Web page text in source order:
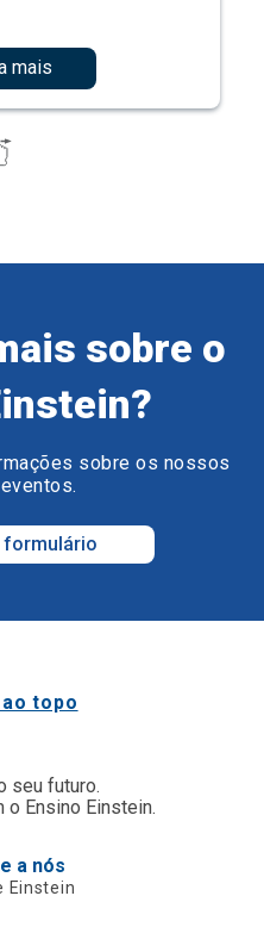
mais
sobre o
sobre os nossos
formulário
topo
seu futuro.
o Ensino Einstein.
a nós
Einstein